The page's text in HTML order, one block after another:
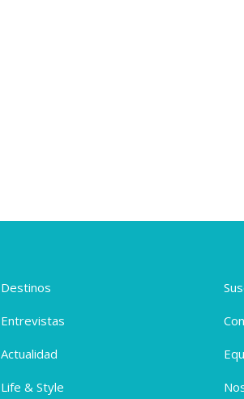
Destinos
Entrevistas
Actualidad
Life & Style